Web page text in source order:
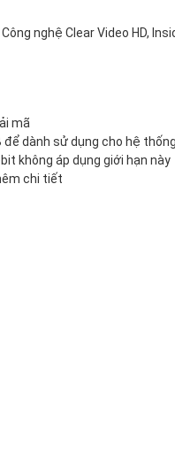
nghệ Clear Video HD,
mã
dành sử dụng cho hệ
không áp dụng giới hạn này
chi tiết